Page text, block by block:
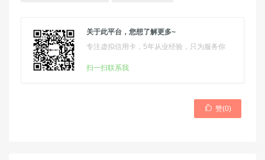
关于此平台，您想了解更多~
专注虚拟信用卡，5年从业经验，只为服务你
扫一扫联系我
 赞(0)